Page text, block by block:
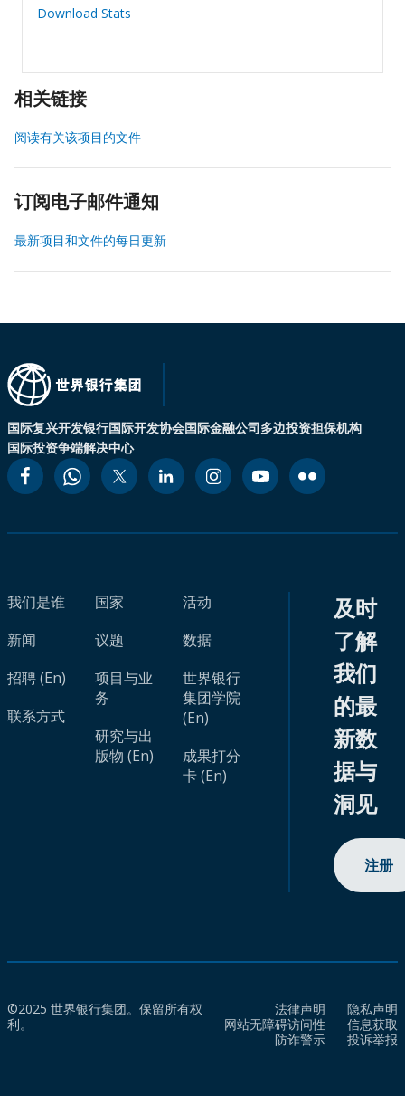
Download Stats
相关链接
阅读有关该项目的文件
订阅电子邮件通知
最新项目和文件的每日更新
国际复兴开发银行国际开发协会国际金融公司多边投资担保机构
国际投资争端解决中心
我们是谁
新闻
招聘 (En)
联系方式
国家
议题
项目与业
务
研究与出
版物 (En)
活动
数据
世界银行
集团学院
(En)
成果打分
卡 (En)
及时
了解
我们
的最
新数
据与
洞见
注册
©2025 世界银行集团。保留所有权
利。
法律声明
隐私声明
网站无障碍访问性
信息获取
防诈警示
投诉举报